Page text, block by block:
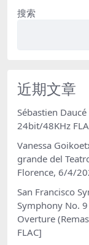
搜索
近期文章
Sébastien
24bit/48KHz
Vanessa
grande del
Florence, 6/4/
San Francisco
Symphony No.
Overture
FLAC]